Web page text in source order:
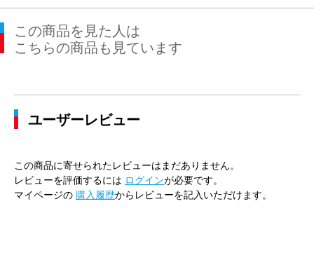
この商品を見た人は
こちらの商品も見ています
ユーザーレビュー
この商品に寄せられたレビューはまだありません。
レビューを評価するには ログインが必要です。
マイページの 購入履歴からレビューを記入いただけます。